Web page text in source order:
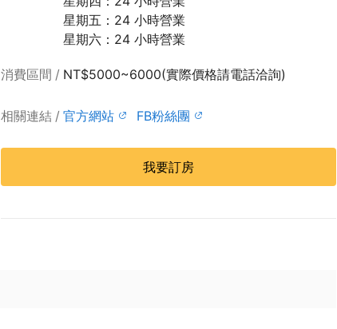
星期五：24 小時營業
星期六：24 小時營業
消費區間 NT$5000~6000(實際價格請電話洽詢)
相關連結 官方網站 FB粉絲團
我要訂房